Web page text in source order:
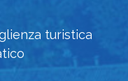
turistica